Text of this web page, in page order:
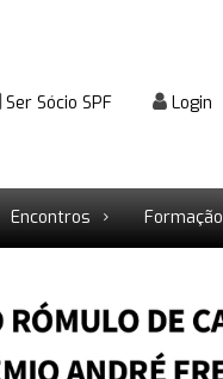
Ser Sócio SPF Login
Encontros Formação